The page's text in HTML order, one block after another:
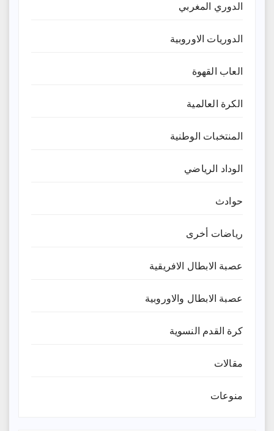
الدوري المغربي
الدوريات الاوروبية
العاب القهوة
الكرة العالمية
المنتخبات الوطنية
الوداد الرياضي
حوادث
رياضات أخرى
عصبة الابطال الافريقية
عصبة الابطال والاوروبية
كرة القدم النسوية
مقالات
منوعات